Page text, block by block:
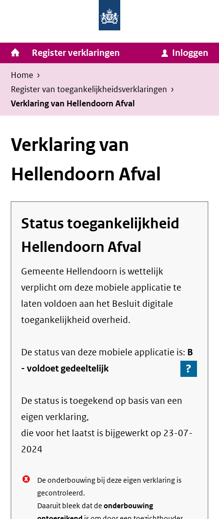
inhoud
van
Zaken
en
Koninkrijksrelaties
Homepage
van
Invulassistent
Toegankelijkheidsverklaring
Toegankelijkheidsverklaring
Hoofdnavigatie
Register verklaringen Inloggen
Kruimelpad
U
bevindt
zich
hier:
Home ›
Register van toegankelijkheids­verklaringen ›
Verklaring van Hellendoorn Afval
Verklaring van
Hellendoorn Afval
Status toegankelijkheid
Hellendoorn Afval
Gemeente Hellendoorn is wettelijk
verplicht om deze mobiele applicatie te
laten voldoen aan het Besluit digitale
toegankelijkheid overheid.
De status van deze mobiele applicatie is: B
-voldoet gedeeltelijk ?
Ga
over
De status is toegekend op basis van een
eigen verklaring,
die voor het laatst is bijgewerkt op 23-07-
2024
De onderbouwing bij deze eigen verklaring is
gecontroleerd.
Daaruit bleek dat deonderbouwing